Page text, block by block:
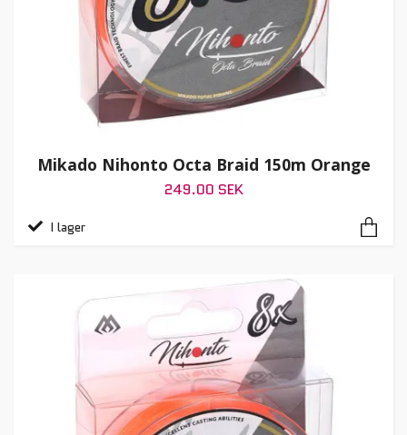
Mikado Nihonto Octa Braid 150m Orange
249.00 SEK
I lager